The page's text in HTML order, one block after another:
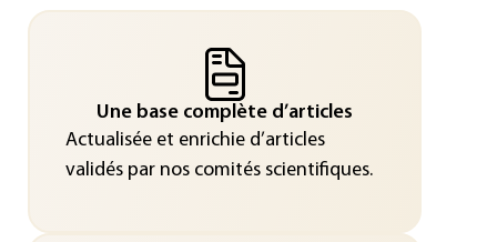
Une base complète d’articles
Actualisée et enrichie d’articles
validés par nos comités scientifiques.